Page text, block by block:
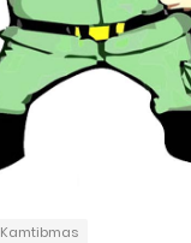
Kamtibmas